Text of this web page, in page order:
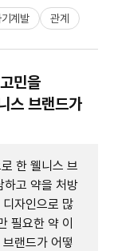
기계발 관계
민을
스 브랜드가
한 웰니스 브
하고 약을 처방
자인으로 많
필요한 약 이
랜드가 어떻